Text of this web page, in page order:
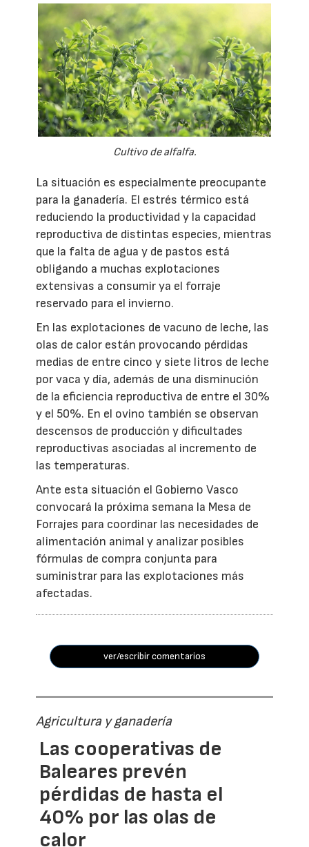
Cultivo de alfalfa.
La situación es especialmente preocupante
para la ganadería. El estrés térmico está
reduciendo la productividad y la capacidad
reproductiva de distintas especies, mientras
que la falta de agua y de pastos está
obligando a muchas explotaciones
extensivas a consumir ya el forraje
reservado para el invierno.
En las explotaciones de vacuno de leche, las
olas de calor están provocando pérdidas
medias de entre cinco y siete litros de leche
por vaca y día, además de una disminución
de la eficiencia reproductiva de entre el 30%
y el 50%. En el ovino también se observan
descensos de producción y dificultades
reproductivas asociadas al incremento de
las temperaturas.
Ante esta situación el Gobierno Vasco
convocará la próxima semana la Mesa de
Forrajes para coordinar las necesidades de
alimentación animal y analizar posibles
fórmulas de compra conjunta para
suministrar para las explotaciones más
afectadas.
ver/escribir comentarios
Agricultura y ganadería
Las cooperativas de
Baleares prevén
pérdidas de hasta el
40% por las olas de
calor